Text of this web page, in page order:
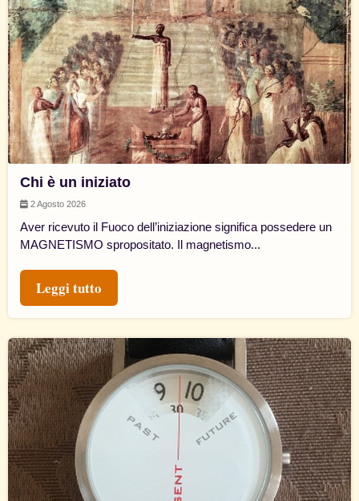
Chi è un iniziato
2 Agosto 2026
Aver ricevuto il Fuoco dell’iniziazione significa possedere un
MAGNETISMO spropositato. Il magnetismo...
Leggi tutto